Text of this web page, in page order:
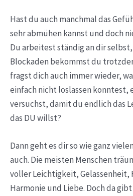
Hast du auch manchmal das
sehr abmühen kannst und doch
Du arbeitest ständig an dir
Blockaden bekommst du
fragst dich auch immer wieder,
einfach nicht loslassen konntest,
versuchst, damit du endlich das
das DU willst?
Dann geht es dir so wie ganz
auch. Die meisten Menschen
voller Leichtigkeit, Gelassenheit,
Harmonie und Liebe. Doch da